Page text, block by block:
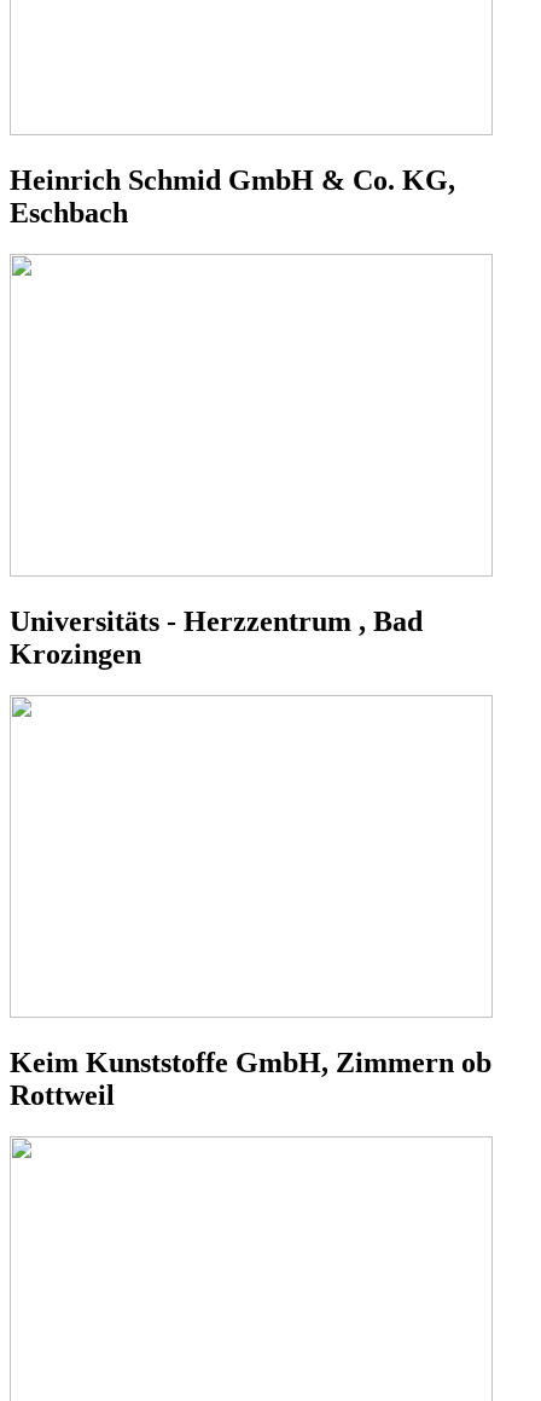
Heinrich Schmid GmbH & Co. KG,
Eschbach
Universitäts - Herzzentrum , Bad
Krozingen
Keim Kunststoffe GmbH, Zimmern ob
Rottweil